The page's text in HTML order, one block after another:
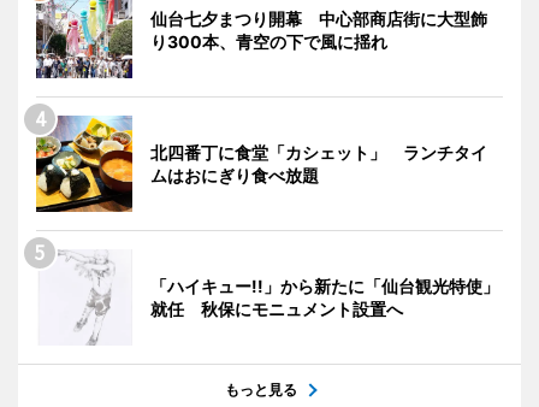
仙台七夕まつり開幕 中心部商店街に大型飾
り300本、青空の下で風に揺れ
北四番丁に食堂「カシェット」 ランチタイ
ムはおにぎり食べ放題
「ハイキュー!!」から新たに「仙台観光特使」
就任 秋保にモニュメント設置へ
もっと見る